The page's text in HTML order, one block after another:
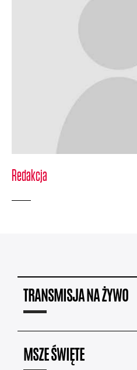
Redakcja
TRANSMISJA NA ŻYWO
MSZE ŚWIĘTE